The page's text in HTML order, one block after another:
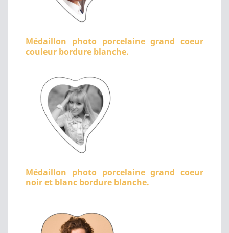
Médaillon photo porcelaine grand coeur
couleur bordure blanche.
Médaillon photo porcelaine grand coeur
noir et blanc bordure blanche.